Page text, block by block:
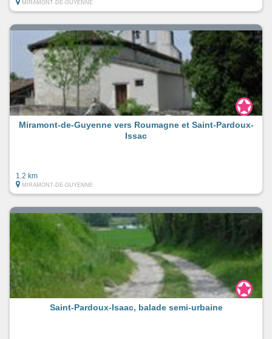
MIRAMONT-DE-GUYENNE
Miramont-de-Guyenne vers Roumagne et Saint-Pardoux-
Issac
1.2 km
MIRAMONT-DE-GUYENNE
Saint-Pardoux-Isaac, balade semi-urbaine